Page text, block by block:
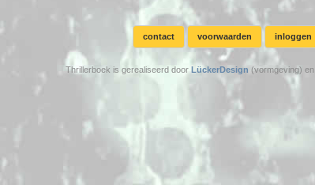
contact voorwaarden inloggen
Thrillerboek is gerealiseerd door LückerDesign (vormgeving) en